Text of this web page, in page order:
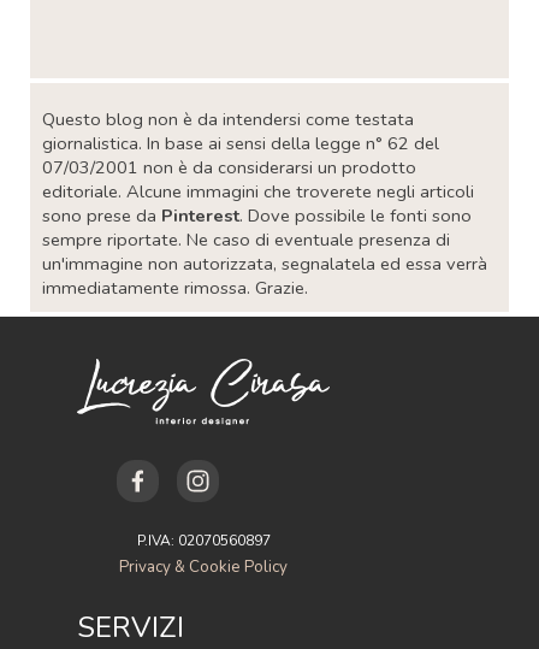
Questo blog non è da intendersi come testata
giornalistica. In base ai sensi della legge n° 62 del
07/03/2001 non è da considerarsi un prodotto
editoriale. Alcune immagini che troverete negli articoli
sono prese da Pinterest. Dove possibile le fonti sono
sempre riportate. Ne caso di eventuale presenza di
un'immagine non autorizzata, segnalatela ed essa verrà
immediatamente rimossa. Grazie.
SERVIZI
P.IVA: 02070560897
Privacy & Cookie Policy